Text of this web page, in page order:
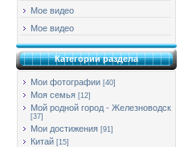
Мое видео
Мое видео
Категории раздела
Мои фотографии [40]
Моя семья [12]
Мой родной город - Железноводск
[37]
Мои достижения [91]
Китай [15]